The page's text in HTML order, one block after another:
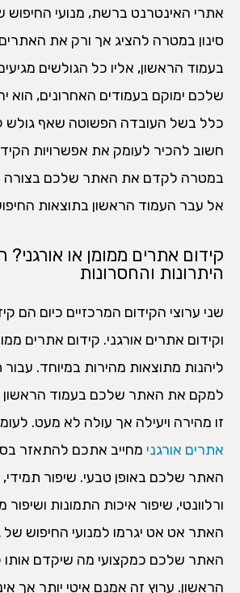
אתרי האינטרנט ברשת, מנועי החיפוש
סינון במטרה להציג אך ורק את
בעמוד הראשון, אליו כל הגולשים
שלכם ימוקם בעמודים האחרונים, הוא
כלל בשל העובדה הפשוטה שאף גולש
חשוב להכיר לעומק את אפשרויות
במטרה לקדם את האתר שלכם בצורה
אל עבר העמוד הראשון בתוצאות
קידום אתרים ממומן או אורגני?
היתרונות והחסרונות
שני ערוצי הקידום המרכזיים כיום הם
וקידום אתרים אורגני. קידום אתרים
ליהנות מתוצאות מהירות במיוחד.
למקם את האתר שלכם בעמוד הראשון
זו מהירה ויעילה אך עולה לא מעט.
אתרים אורגני מחייב אתכם להתאזר
האתר שלכם באופן טבעי. שיפור
ורלוונטי, שיפור איכות התמונות
האתר אט אט יגרמו למנועי החיפוש של
האתר שלכם כמקצועי מה שיקדם אותו
הראשון. ערוץ זה אמנם איטי יותר אך